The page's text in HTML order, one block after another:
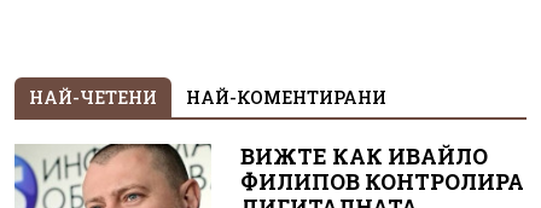
НАЙ-ЧЕТЕНИ НАЙ-КОМЕНТИРАНИ
ВИЖТЕ КАК ИВАЙЛО
ФИЛИПОВ КОНТРОЛИРА